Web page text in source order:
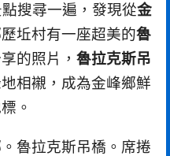
點搜尋一遍，發現從金
坵村有一座超美的魯
的照片， 魯拉克斯吊
相襯，成為金峰鄉鮮
。
魯拉克斯吊橋。席捲